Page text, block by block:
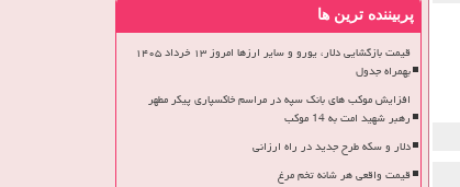
پربیننده ترین ها
قیمت بازگشایی دلار، یورو و سایر ارزها امروز ۱۳ خرداد ۱۴۰۵
بهمراه جدول
افزایش موکب های بانک سپه در مراسم خاکسپاری پیکر مطهر
رهبر شهید امت به 14 موکب
دلار و سکه طرح جدید در راه ارزانی
قیمت واقعی هر شانه تخم مرغ